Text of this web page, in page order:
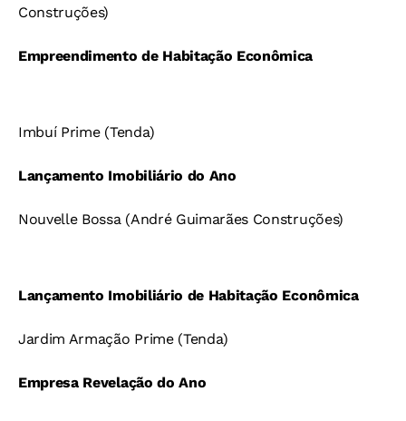
Construções)
Empreendimento de Habitação Econômica
Imbuí Prime (Tenda)
Lançamento Imobiliário do Ano
Nouvelle Bossa (André Guimarães Construções)
Lançamento Imobiliário de Habitação Econômica
Jardim Armação Prime (Tenda)
Empresa Revelação do Ano